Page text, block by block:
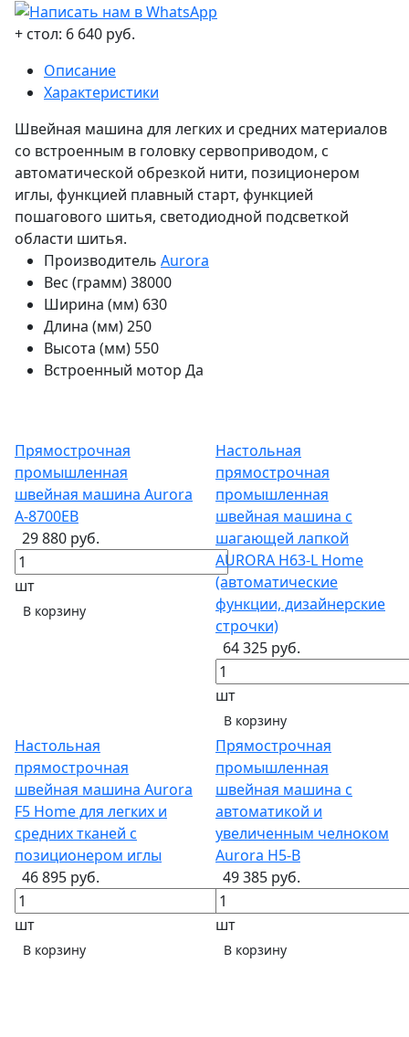
+ стол: 6 640 руб.
Описание
Характеристики
Швейная машина для легких и средних материалов
со встроенным в головку сервоприводом, с
автоматической обрезкой нити, позиционером
иглы, функцией плавный старт, функцией
пошагового шитья, светодиодной подсветкой
области шитья.
Производитель Aurora
Вес (грамм)38000
Ширина (мм) 630
Длина (мм)250
Высота (мм) 550
Встроенный мотор Да
Прямострочная
промышленная
швейная машина Aurora
A-8700EB
29 880 руб.
шт
В корзину
Настольная
прямострочная
промышленная
швейная машина с
шагающей лапкой
AURORA H63-L Home
(автоматические
функции, дизайнерские
строчки)
64 325 руб.
шт
В корзину
Настольная
прямострочная
швейная машина Aurora
F5 Home для легких и
средних тканей с
позиционером иглы
46 895 руб.
шт
В корзину
Прямострочная
промышленная
швейная машина с
автоматикой и
увеличенным челноком
Aurora H5-B
49 385 руб.
шт
В корзину